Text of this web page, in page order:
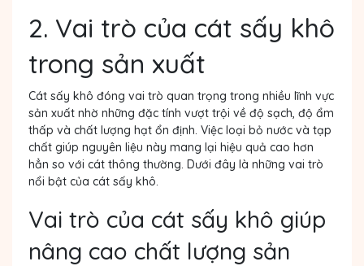
2. Vai trò của cát sấy khô
trong sản xuất
Cát sấy khô đóng vai trò quan trọng trong nhiều lĩnh vực
sản xuất nhờ những đặc tính vượt trội về độ sạch, độ ẩm
thấp và chất lượng hạt ổn định. Việc loại bỏ nước và tạp
chất giúp nguyên liệu này mang lại hiệu quả cao hơn
hẳn so với cát thông thường. Dưới đây là những vai trò
nổi bật của cát sấy khô.
Vai trò của cát sấy khô giúp
nâng cao chất lượng sản